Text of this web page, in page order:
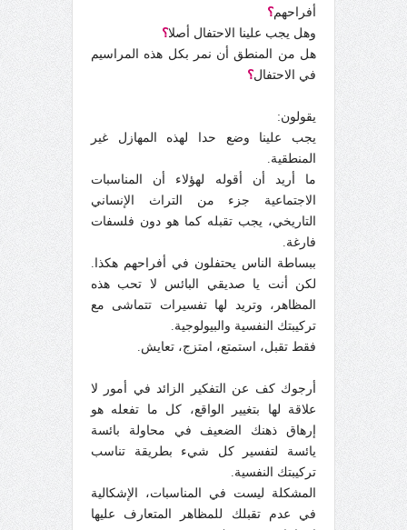
أفراحهم؟
وهل يجب علينا الاحتفال أصلا؟
هل من المنطق أن نمر بكل هذه المراسيم
في الاحتفال؟
يقولون:
يجب علينا وضع حدا لهذه المهازل غير
المنطقية.
ما أريد أن أقوله لهؤلاء أن المناسبات
الاجتماعية جزء من التراث الإنساني
التاريخي، يجب تقبله كما هو دون فلسفات
فارغة.
ببساطة الناس يحتفلون في أفراحهم هكذا.
لكن أنت يا صديقي البائس لا تحب هذه
المظاهر، وتريد لها تفسيرات تتماشى مع
تركيبتك النفسية والبيولوجية.
فقط تقبل، استمتع، امتزج، تعايش.
أرجوك كف عن التفكير الزائد في أمور لا
علاقة لها بتغيير الواقع، كل ما تفعله هو
إرهاق ذهنك الضعيف في محاولة بائسة
يائسة لتفسير كل شيء بطريقة تناسب
تركيبتك النفسية.
المشكلة ليست في المناسبات، الإشكالية
في عدم تقبلك للمظاهر المتعارف عليها